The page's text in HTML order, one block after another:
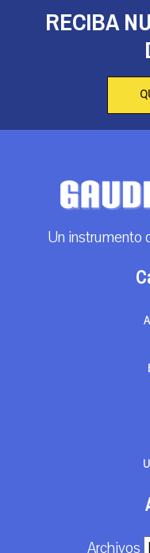
RECIBA
Un instrumento
Archivos